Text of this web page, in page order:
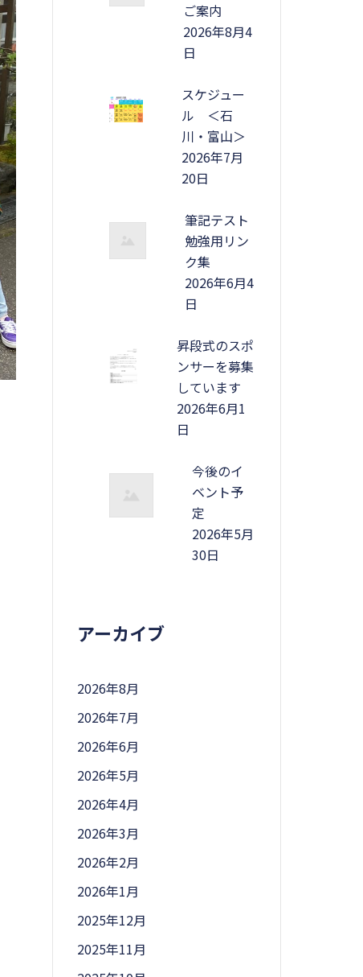
ご案内
2026年8月4
日
スケジュー
ル ＜石
川・富山＞
2026年7月
20日
筆記テスト
勉強用リン
ク集
2026年6月4
日
昇段式のスポ
ンサーを募集
しています
2026年6月1
日
今後のイ
ベント予
定
2026年5月
30日
アーカイブ
2026年8月
2026年7月
2026年6月
2026年5月
2026年4月
2026年3月
2026年2月
2026年1月
2025年12月
2025年11月